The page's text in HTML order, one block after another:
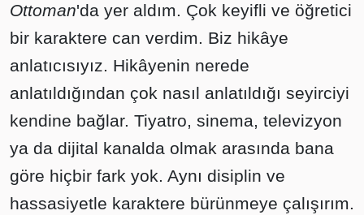
Ottoman'da yer aldım. Çok keyifli ve öğretici
bir karaktere can verdim. Biz hikâye
anlatıcısıyız. Hikâyenin nerede
anlatıldığından çok nasıl anlatıldığı seyirciyi
kendine bağlar. Tiyatro, sinema, televizyon
ya da dijital kanalda olmak arasında bana
göre hiçbir fark yok. Aynı disiplin ve
hassasiyetle karaktere bürünmeye çalışırım.